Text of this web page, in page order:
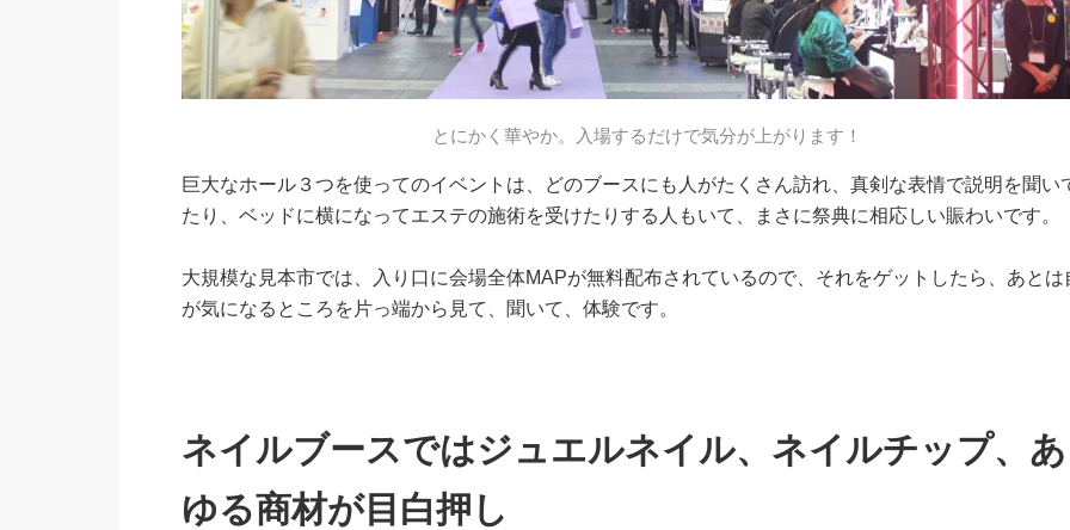
とにかく華やか。入場するだけで気分が上がります！
巨大なホール３つを使ってのイベントは、どのブースにも人がたくさん訪れ、真剣な表情で説明を聞い
たり、ベッドに横になってエステの施術を受けたりする人もいて、まさに祭典に相応しい賑わいです。
大規模な見本市では、入り口に会場全体MAPが無料配布されているので、それをゲットしたら、あとは
が気になるところを片っ端から見て、聞いて、体験です。
ネイルブースではジュエルネイル、ネイルチップ、
ゆる商材が目白押し